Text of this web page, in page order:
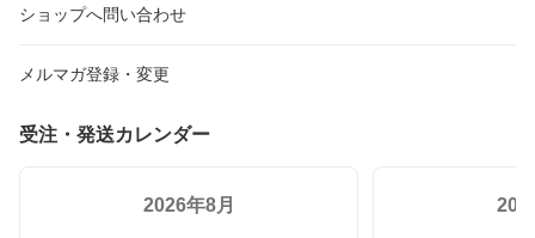
ショップへ問い合わせ
メルマガ登録・変更
受注・発送カレンダー
2026年8月